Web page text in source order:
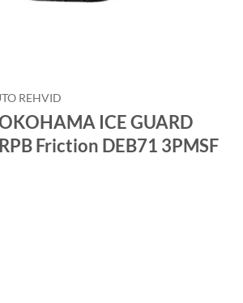
REHVID
ICE GUARD
Friction DEB71 3PMSF